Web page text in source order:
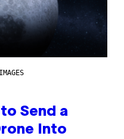
Send a
Into